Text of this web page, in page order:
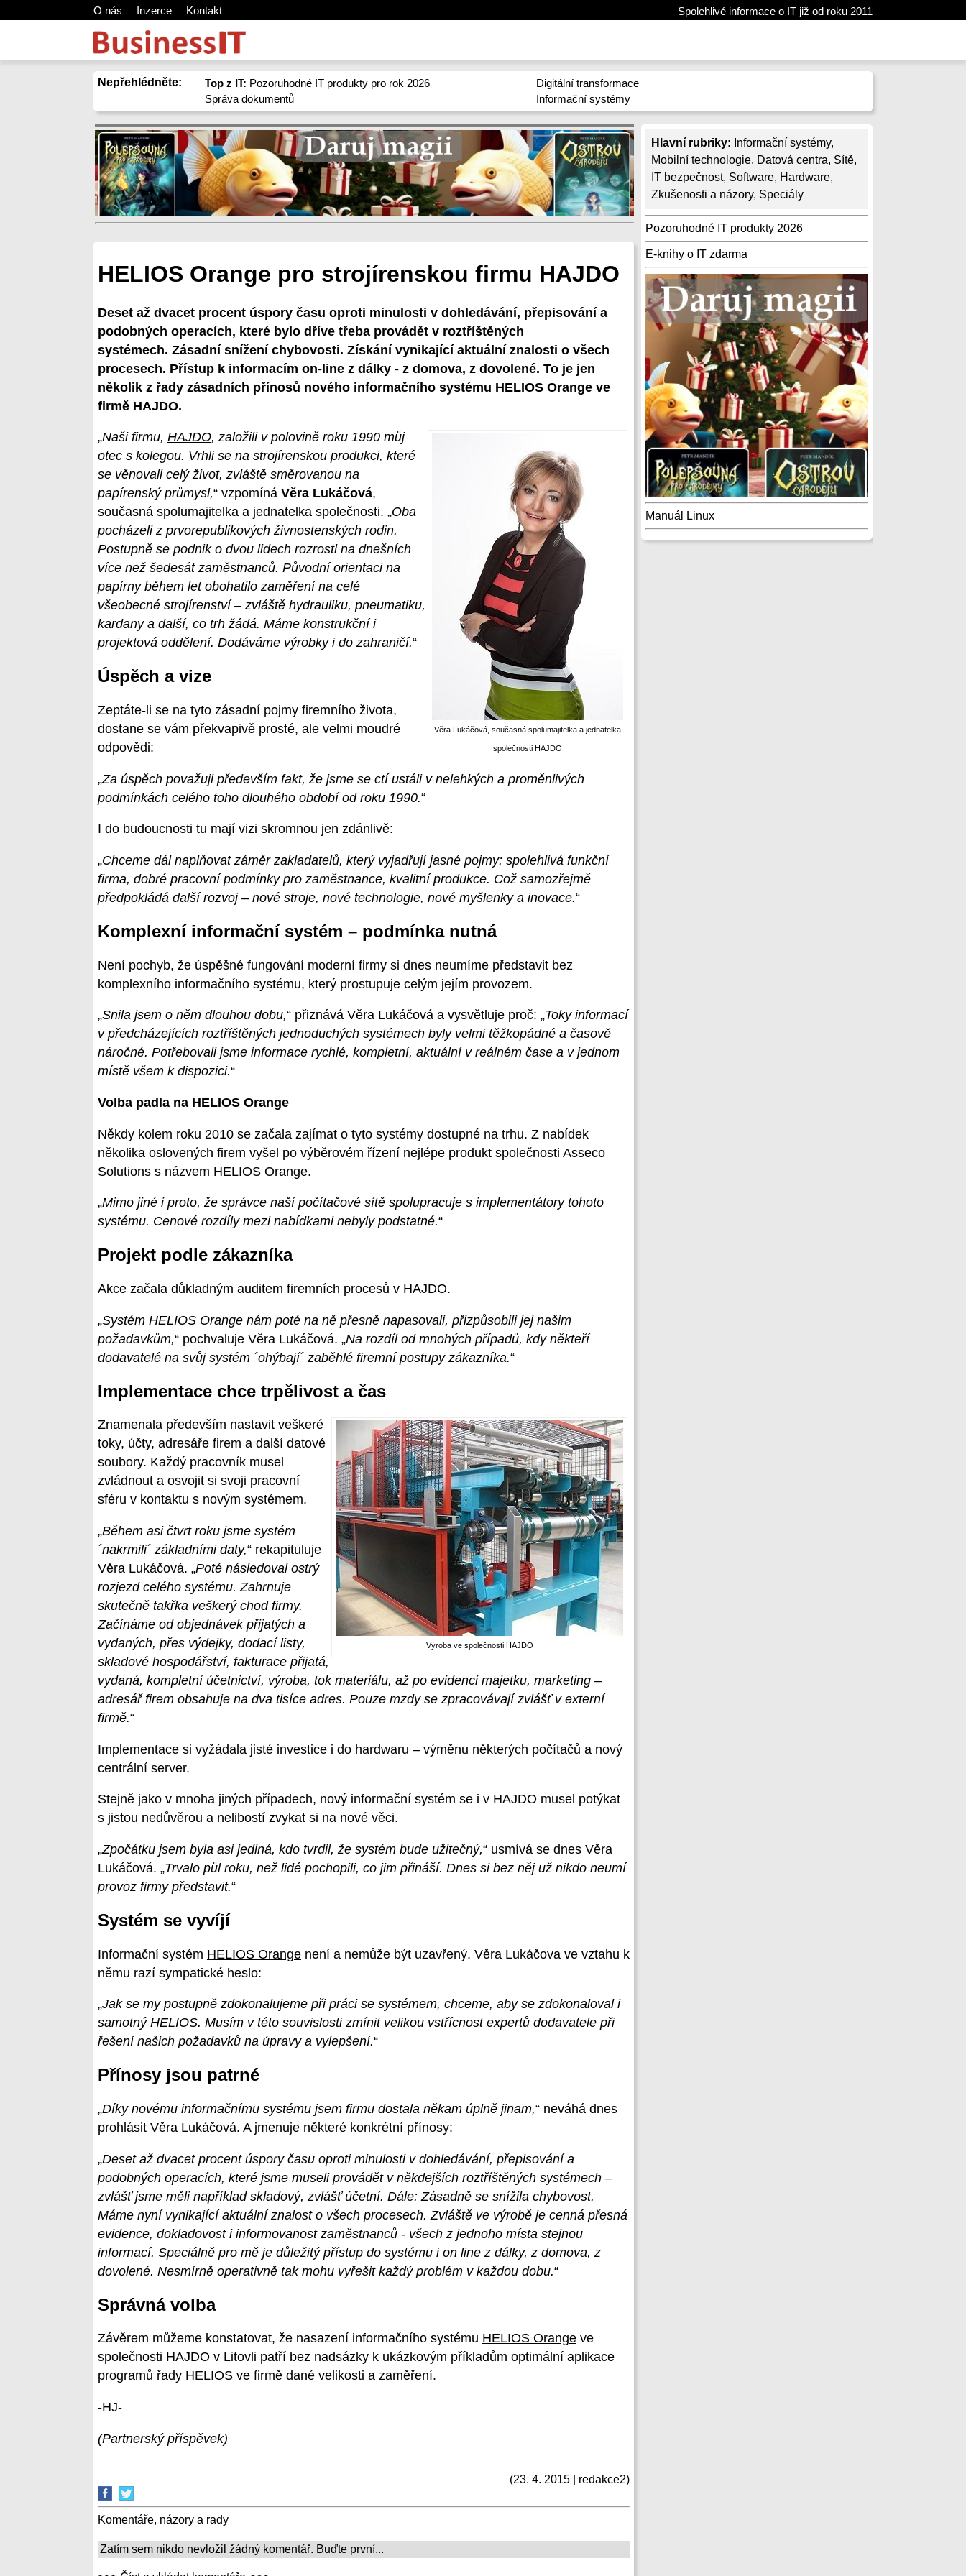
O nás Inzerce Kontakt Spolehlivé informace o IT již od roku 2011
Nepřehlédněte: Top z IT: Pozoruhodné IT produkty pro rok 2026
Správa dokumentů
Digitální transformace
Informační systémy
Hlavní rubriky: Informační systémy,
Mobilní technologie, Datová centra, Sítě,
IT bezpečnost, Software, Hardware,
Zkušenosti a názory, Speciály
Pozoruhodné IT produkty 2026
E-knihy o IT zdarma
Manuál Linux
HELIOS Orange pro strojírenskou firmu HAJDO
Deset až dvacet procent úspory času oproti minulosti v dohledávání, přepisování a
podobných operacích, které bylo dříve třeba provádět v roztříštěných
systémech. Zásadní snížení chybovosti. Získání vynikající aktuální znalosti o všech
procesech. Přístup k informacím on-line z dálky - z domova, z dovolené. To je jen
několik z řady zásadních přínosů nového informačního systému HELIOS Orange ve
firmě HAJDO.
Věra Lukáčová, současná spolumajitelka a jednatelka
společnosti HAJDO
„Naši firmu, HAJDO, založili v polovině roku 1990 můj
otec s kolegou. Vrhli se na strojírenskou produkci, které
se věnovali celý život, zvláště směrovanou na
papírenský průmysl,“ vzpomíná Věra Lukáčová,
současná spolumajitelka a jednatelka společnosti. „Oba
pocházeli z prvorepublikových živnostenských rodin.
Postupně se podnik o dvou lidech rozrostl na dnešních
více než šedesát zaměstnanců. Původní orientaci na
papírny během let obohatilo zaměření na celé
všeobecné strojírenství – zvláště hydrauliku, pneumatiku,
kardany a další, co trh žádá. Máme konstrukční i
projektová oddělení. Dodáváme výrobky i do zahraničí.“
Úspěch a vize
Zeptáte-li se na tyto zásadní pojmy firemního života,
dostane se vám překvapivě prosté, ale velmi moudré
odpovědi:
„Za úspěch považuji především fakt, že jsme se ctí ustáli v nelehkých a proměnlivých
podmínkách celého toho dlouhého období od roku 1990.“
I do budoucnosti tu mají vizi skromnou jen zdánlivě:
„Chceme dál naplňovat záměr zakladatelů, který vyjadřují jasné pojmy: spolehlivá funkční
firma, dobré pracovní podmínky pro zaměstnance, kvalitní produkce. Což samozřejmě
předpokládá další rozvoj – nové stroje, nové technologie, nové myšlenky a inovace.“
Komplexní informační systém – podmínka nutná
Není pochyb, že úspěšné fungování moderní firmy si dnes neumíme představit bez
komplexního informačního systému, který prostupuje celým jejím provozem.
„Snila jsem o něm dlouhou dobu,“ přiznává Věra Lukáčová a vysvětluje proč: „Toky informací
v předcházejících roztříštěných jednoduchých systémech byly velmi těžkopádné a časově
náročné. Potřebovali jsme informace rychlé, kompletní, aktuální v reálném čase a v jednom
místě všem k dispozici.“
Volba padla na HELIOS Orange
Někdy kolem roku 2010 se začala zajímat o tyto systémy dostupné na trhu. Z nabídek
několika oslovených firem vyšel po výběrovém řízení nejlépe produkt společnosti Asseco
Solutions s názvem HELIOS Orange.
„Mimo jiné i proto, že správce naší počítačové sítě spolupracuje s implementátory tohoto
systému. Cenové rozdíly mezi nabídkami nebyly podstatné.“
Projekt podle zákazníka
Akce začala důkladným auditem firemních procesů v HAJDO.
„Systém HELIOS Orange nám poté na ně přesně napasovali, přizpůsobili jej našim
požadavkům,“ pochvaluje Věra Lukáčová. „Na rozdíl od mnohých případů, kdy někteří
dodavatelé na svůj systém ´ohýbají´ zaběhlé firemní postupy zákazníka.“
Implementace chce trpělivost a čas
Výroba ve společnosti HAJDO
Znamenala především nastavit veškeré
toky, účty, adresáře firem a další datové
soubory. Každý pracovník musel
zvládnout a osvojit si svoji pracovní
sféru v kontaktu s novým systémem.
„Během asi čtvrt roku jsme systém
´nakrmili´ základními daty,“ rekapituluje
Věra Lukáčová. „Poté následoval ostrý
rozjezd celého systému. Zahrnuje
skutečně takřka veškerý chod firmy.
Začínáme od objednávek přijatých a
vydaných, přes výdejky, dodací listy,
skladové hospodářství, fakturace přijatá,
vydaná, kompletní účetnictví, výroba, tok materiálu, až po evidenci majetku, marketing –
adresář firem obsahuje na dva tisíce adres. Pouze mzdy se zpracovávají zvlášť v externí
firmě.“
Implementace si vyžádala jisté investice i do hardwaru – výměnu některých počítačů a nový
centrální server.
Stejně jako v mnoha jiných případech, nový informační systém se i v HAJDO musel potýkat
s jistou nedůvěrou a nelibostí zvykat si na nové věci.
„Zpočátku jsem byla asi jediná, kdo tvrdil, že systém bude užitečný,“ usmívá se dnes Věra
Lukáčová. „Trvalo půl roku, než lidé pochopili, co jim přináší. Dnes si bez něj už nikdo neumí
provoz firmy představit.“
Systém se vyvíjí
Informační systém HELIOS Orange není a nemůže být uzavřený. Věra Lukáčova ve vztahu k
němu razí sympatické heslo:
„Jak se my postupně zdokonalujeme při práci se systémem, chceme, aby se zdokonaloval i
samotný HELIOS. Musím v této souvislosti zmínit velikou vstřícnost expertů dodavatele při
řešení našich požadavků na úpravy a vylepšení.“
Přínosy jsou patrné
„Díky novému informačnímu systému jsem firmu dostala někam úplně jinam,“ neváhá dnes
prohlásit Věra Lukáčová. A jmenuje některé konkrétní přínosy:
„Deset až dvacet procent úspory času oproti minulosti v dohledávání, přepisování a
podobných operacích, které jsme museli provádět v někdejších roztříštěných systémech –
zvlášť jsme měli například skladový, zvlášť účetní. Dále: Zásadně se snížila chybovost.
Máme nyní vynikající aktuální znalost o všech procesech. Zvláště ve výrobě je cenná přesná
evidence, dokladovost i informovanost zaměstnanců - všech z jednoho místa stejnou
informací. Speciálně pro mě je důležitý přístup do systému i on line z dálky, z domova, z
dovolené. Nesmírně operativně tak mohu vyřešit každý problém v každou dobu.“
Správná volba
Závěrem můžeme konstatovat, že nasazení informačního systému HELIOS Orange ve
společnosti HAJDO v Litovli patří bez nadsázky k ukázkovým příkladům optimální aplikace
programů řady HELIOS ve firmě dané velikosti a zaměření.
-HJ-
(Partnerský příspěvek)
(23. 4. 2015 | redakce2)
Komentáře, názory a rady
Zatím sem nikdo nevložil žádný komentář. Buďte první...